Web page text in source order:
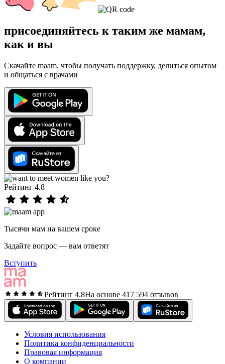
присоединяйтесь к таким же мамам,
как и вы
Скачайте maam, чтобы получать поддержку, делиться опытом
и общаться с врачами
Рейтинг 4.8
Тысячи мам на вашем сроке
Задайте вопрос — вам ответят
Вступить
Рейтинг 4.8На основе 417 594 отзывов
Условия использования
Политика конфиденциальности
Правовая информация
О компании